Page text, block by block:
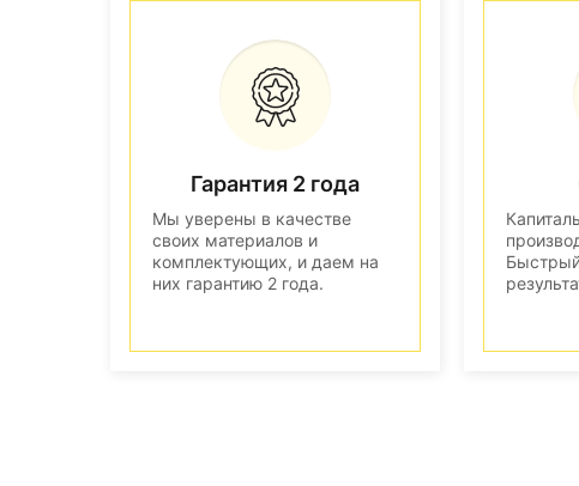
Гарантия 2 года
Мы уверены в качестве
своих материалов и
комплектующих, и даем на
них гарантию 2 года.